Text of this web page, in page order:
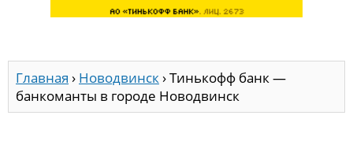
Главная › Новодвинск›Тинькофф банк —
банкоманты в городе Новодвинск